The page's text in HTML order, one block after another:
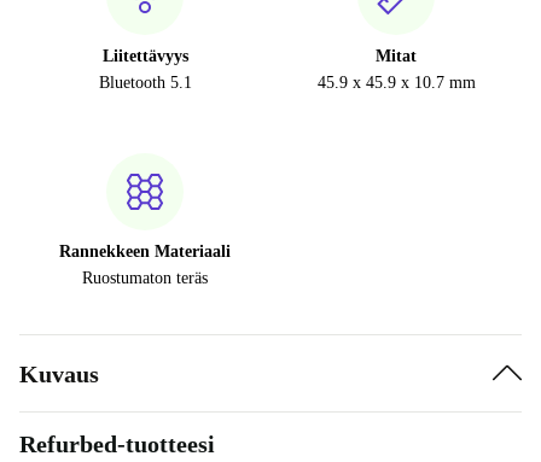
Liitettävyys
Bluetooth 5.1
Mitat
45.9 x 45.9 x 10.7 mm
Rannekkeen Materiaali
Ruostumaton teräs
Kuvaus
Refurbed-tuotteesi